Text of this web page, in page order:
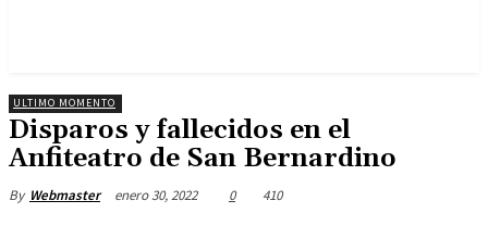
ULTIMO MOMENTO
Disparos y fallecidos en el
Anfiteatro de San Bernardino
By Webmaster enero 30, 2022 0 410